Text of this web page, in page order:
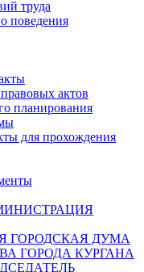
труда
поведения
актов
планирования
для прохождения
ГОРОДСКАЯ ДУМА
ГОРОДА КУРГАНА